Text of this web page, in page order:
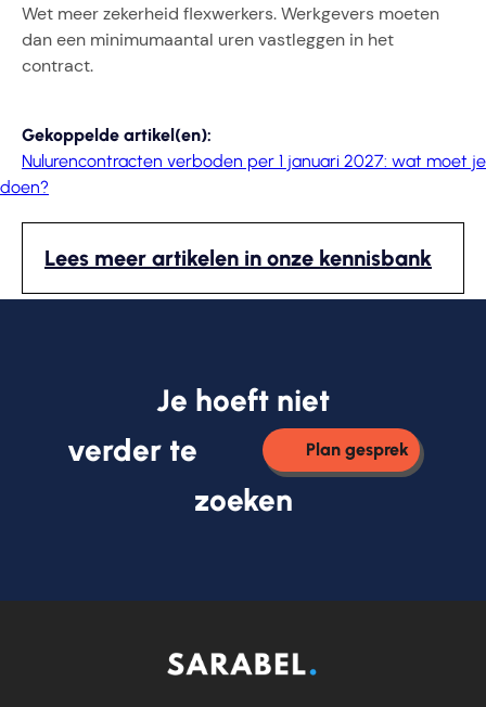
Wet meer zekerheid flexwerkers. Werkgevers moeten
dan een minimumaantal uren vastleggen in het
contract.
Gekoppelde artikel(en):
Nulurencontracten verboden per 1 januari 2027: wat moet je
doen?
Lees meer artikelen in onze kennisbank
Je hoeft niet
verder te
Plan gesprek
zoeken